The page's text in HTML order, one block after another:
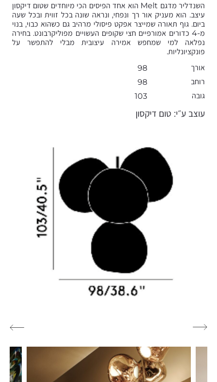
השנדליר מדגם Melt הוא אחד הפיסים הכי מיוחדים שטום דיקסון
עיצב. הוא מעניק אור רך ונפחי, ונראה שונה בכל זווית ובכל שעה
ביום. גוף תאורה שמייצר אפקט פיסולי מרהיב גם כשהוא כבוי, בנוי
מ-4 כדורים אמורפיים חצי שקופים העשויים מפוליקרבונט. בחירה
נפלאה למי שמחפש אמירה עיצובית מבלי להתפשר על
פונקציונליות.
אורך
98
רוחב
98
גובה
103
עוצב ע״י: טום דיקסון